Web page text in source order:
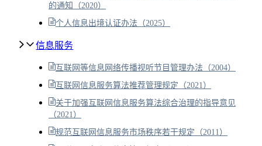
的通知（2020）
个人信息出境认证办法（2025）
信息服务
互联网等信息网络传播视听节目管理办法（2004）
互联网信息服务算法推荐管理规定（2021）
关于加强互联网信息服务算法综合治理的指导意见
（2021）
规范互联网信息服务市场秩序若干规定（2011）